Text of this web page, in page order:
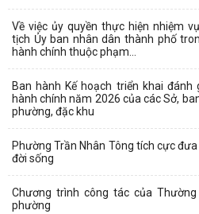
Về việc ủy quyền thực hiện nhiệm
tịch Ủy ban nhân dân thành phố
hành chính thuộc phạm...
Ban hành Kế hoạch triển khai đánh
hành chính năm 2026 của các Sở,
phường, đặc khu
Phường Trần Nhân Tông tích cực
đời sống
Chương trình công tác của Thường
phường